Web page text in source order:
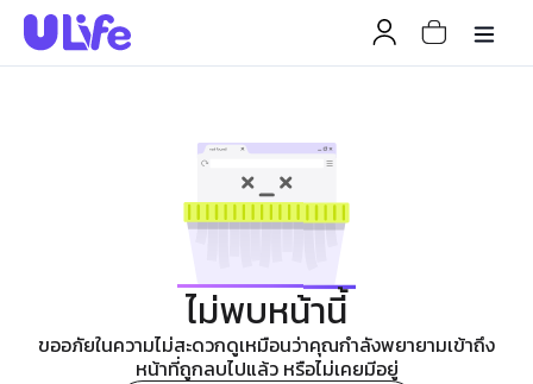
ไม่พบหน้านี้
ขออภัยในความไม่สะดวกดูเหมือนว่าคุณกำลังพยายามเข้าถึง
หน้าที่ถูกลบไปแล้ว หรือไม่เคยมีอยู่